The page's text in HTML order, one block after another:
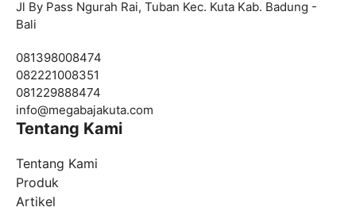
Jl By Pass Ngurah Rai, Tuban Kec. Kuta Kab. Badung -
Bali
081398008474
082221008351
081229888474
info@megabajakuta.com
Tentang Kami
Tentang Kami
Produk
Artikel